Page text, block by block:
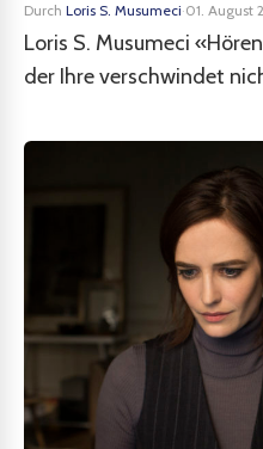
Durch Loris S. Musumeci·01. August
Loris S. Musumeci
der Ihre verschwindet